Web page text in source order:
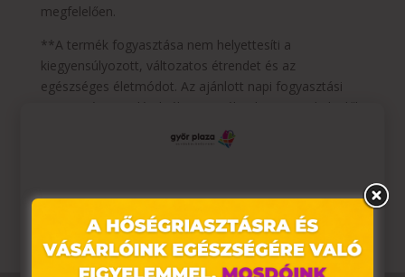
megfelelően.
**A termék fogyasztása nem helyettesíti a
kiegyensúlyozott, változatos étrendet és az
egészséges életmódot. Az ajánlott napi fogyasztási
mennyiséget ne lépd túl! A terméket kisgyermekek elől
elzárva kell tárolni! Ha orvosi kezelés alatt áll, használat
előtt konzultáljon orvosával. Kizárólag felnőttek
Ez az oldal sütiket használ
Weboldalunkon „cookie"-kat (továbbiakban „süti")
alkalmazunk. Ezek olyan fájlok, melyek információt